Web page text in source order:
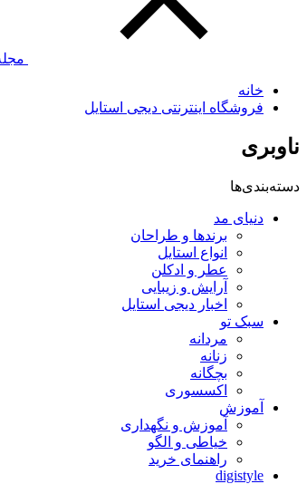
خانه
فروشگاه اینترنتی دیجی استایل
ناوبری
دسته‌بندی‌ها
دنیای مد
برندها و طراحان
انواع استایل
عطر و ادکلن
آرایش و زیبایی
اخبار دیجی استایل
سبک تو
مردانه
زنانه
بچگانه
اکسسوری
آموزش
آموزش و نگهداری
خیاطی و الگو
راهنمای خرید
digistyle